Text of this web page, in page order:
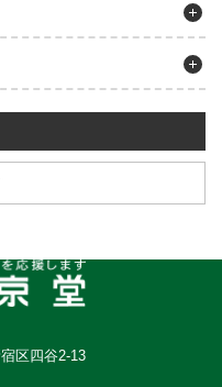
区四谷2-13